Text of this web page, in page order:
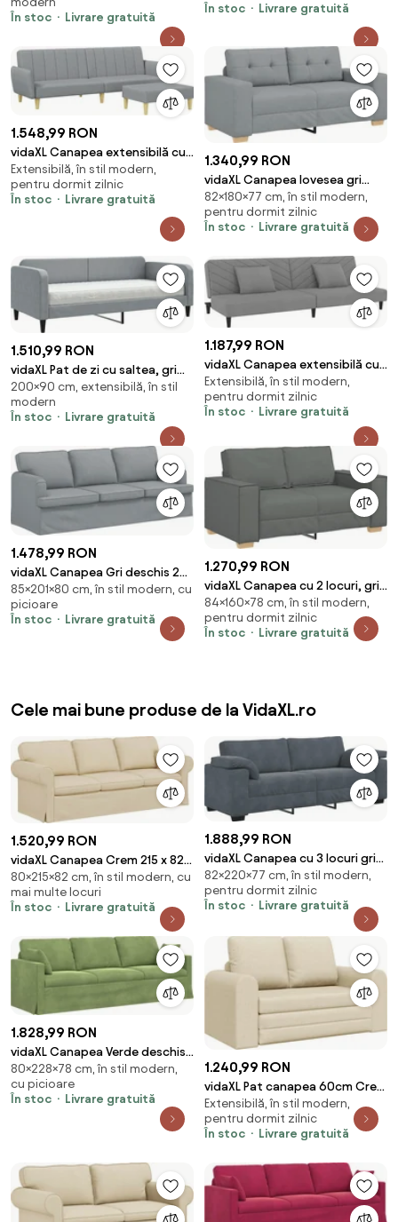
În stoc
Livrare gratuită
În stoc
Livrare gratuită
1.548,99 RON
vidaXL Canapea extensibilă cu
taburet, 2 locuri, gri deschis,
textil
Extensibilă, în stil modern,
pentru dormit zilnic
În stoc
Livrare gratuită
1.340,99 RON
vidaXL Canapea lovesea gri
deschis 180x77x82 cm stofa
82×180×77 cm, în stil modern,
pentru dormit zilnic
În stoc
Livrare gratuită
1.510,99 RON
vidaXL Pat de zi cu saltea, gri
deschis, 90x200 cm, textil
200×90 cm, extensibilă, în stil
modern
În stoc
Livrare gratuită
1.187,99 RON
vidaXL Canapea extensibilă cu
2 locuri, 2 perne, gri deschis,
catifea
Extensibilă, în stil modern,
pentru dormit zilnic
În stoc
Livrare gratuită
1.478,99 RON
vidaXL Canapea Gri deschis 201
x 80 x 85 cm țesătură
85×201×80 cm, în stil modern, cu
picioare
În stoc
Livrare gratuită
1.270,99 RON
vidaXL Canapea cu 2 locuri, gri
închis, 160x78x84 cm, material
textil
84×160×78 cm, în stil modern,
pentru dormit zilnic
În stoc
Livrare gratuită
Cele mai bune produse de la VidaXL.ro
1.520,99 RON
vidaXL Canapea Crem 215 x 82 x
80 cm țesătură
80×215×82 cm, în stil modern, cu
mai multe locuri
În stoc
Livrare gratuită
1.888,99 RON
vidaXL Canapea cu 3 locuri gri
închis 220x77x82 cm catifea
82×220×77 cm, în stil modern,
pentru dormit zilnic
În stoc
Livrare gratuită
1.828,99 RON
vidaXL Canapea Verde deschis
228 x 78 x 80 cm Catifea
80×228×78 cm, în stil modern,
cu picioare
În stoc
Livrare gratuită
1.240,99 RON
vidaXL Pat canapea 60cm Crem
țesătură
Extensibilă, în stil modern,
pentru dormit zilnic
În stoc
Livrare gratuită